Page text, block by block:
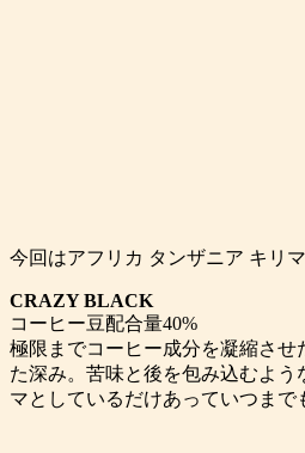
今回はアフリカ タンザニア キリ
CRAZY BLACK
コーヒー豆配合量40%
極限までコーヒー成分を凝縮させ
た深み。苦味と後を包み込むよ
マとしているだけあっていつまで